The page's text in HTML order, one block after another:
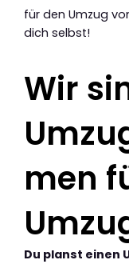
für den Umzug
dich selbst!
Wir
men
Du planst einen